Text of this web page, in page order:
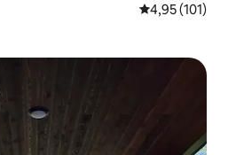
4,95 (101)